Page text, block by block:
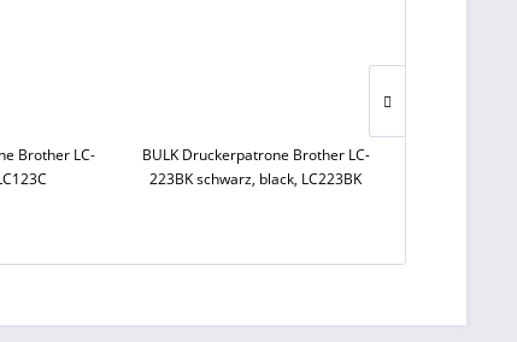
Brother LC-
BULK Druckerpatrone Brother LC-
223BK schwarz, black, LC223BK